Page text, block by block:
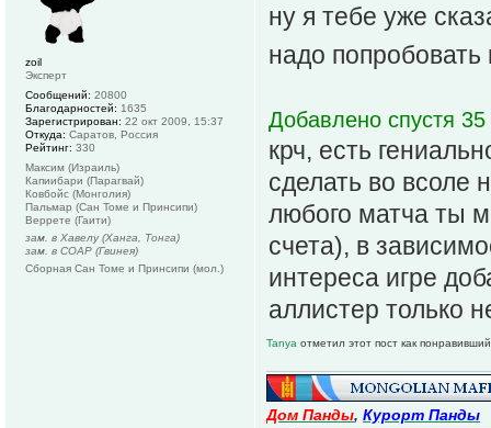
ну я тебе уже
надо
Добавлено спустя
крч, есть
сделать во всоле
любого матча ты
счета), в
интереса игре
аллистер только
Tanya отметил этот пост как
Дом Панды, Курорт Панды
zoil
Эксперт
Сообщений: 20800
Благодарностей: 1635
Зарегистрирован: 22 окт 2009, 15:37
Откуда: Саратов, Россия
Рейтинг: 330
Максим (Израиль)
Капиибари (Парагвай)
Ковбойс (Монголия)
Пальмар (Сан Томе и Принсипи)
Веррете (Гаити)
зам. в Хавелу (Ханга, Тонга)
зам. в СОАР (Гвинея)
Сборная Сан Томе и Принсипи (мол.)